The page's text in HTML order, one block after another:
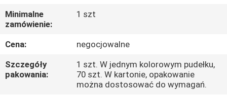
KONTROLA
JAKOŚCI
SKONTAKTUJ
SIĘ
Minimalne
zamówienie:
1 szt
Cena:
negocjowalne
Szczegóły
pakowania:
1 szt. W jednym kolorowym pudełku,
70 szt. W kartonie, opakowanie
można dostosować do wymagań.